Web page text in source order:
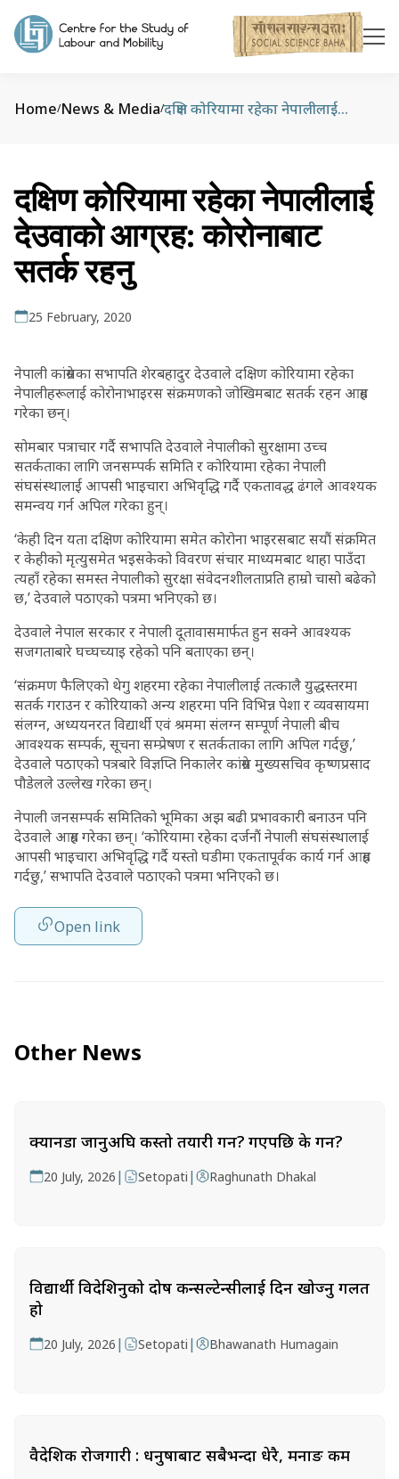
Home/News & Media/ दक्षिण कोरियामा रहेका नेपालीलाई देउवाको आग्रह: कोरोनाबाट सतर्क रहनु
दक्षिण कोरियामा रहेका नेपालीलाई
देउवाको आग्रह: कोरोनाबाट
सतर्क रहनु
25 February, 2020
नेपाली कांग्रेसका सभापति शेरबहादुर देउवाले दक्षिण कोरियामा रहेका
नेपालीहरूलाई कोरोनाभाइरस संक्रमणको जोखिमबाट सतर्क रहन आग्रह
गरेका छन्।
सोमबार पत्राचार गर्दै सभापति देउवाले नेपालीको सुरक्षामा उच्च
सतर्कताका लागि जनसम्पर्क समिति र कोरियामा रहेका नेपाली
संघसंस्थालाई आपसी भाइचारा अभिवृद्धि गर्दै एकतावद्ध ढंगले आवश्यक
समन्वय गर्न अपिल गरेका हुन्।
‘केही दिन यता दक्षिण कोरियामा समेत कोरोना भाइरसबाट सयौं संक्रमित
र केहीको मृत्युसमेत भइसकेको विवरण संचार माध्यमबाट थाहा पाउँदा
त्यहाँ रहेका समस्त नेपालीको सुरक्षा संवेदनशीलताप्रति हाम्रो चासो बढेको
छ,’ देउवाले पठाएको पत्रमा भनिएको छ।
देउवाले नेपाल सरकार र नेपाली दूतावासमार्फत हुन सक्ने आवश्यक
सजगताबारे घच्घच्याइ रहेको पनि बताएका छन्।
‘संक्रमण फैलिएको थेगु शहरमा रहेका नेपालीलाई तत्कालै युद्धस्तरमा
सतर्क गराउन र कोरियाको अन्य शहरमा पनि विभिन्न पेशा र व्यवसायमा
संलग्न, अध्ययनरत विद्यार्थी एवं श्रममा संलग्न सम्पूर्ण नेपाली बीच
आवश्यक सम्पर्क, सूचना सम्प्रेषण र सतर्कताका लागि अपिल गर्दछु,’
देउवाले पठाएको पत्रबारे विज्ञप्ति निकालेर कांग्रेस मुख्यसचिव कृष्णप्रसाद
पौडेलले उल्लेख गरेका छन्।
नेपाली जनसम्पर्क समितिको भूमिका अझ बढी प्रभावकारी बनाउन पनि
देउवाले आग्रह गरेका छन्। ‘कोरियामा रहेका दर्जनौं नेपाली संघसंस्थालाई
आपसी भाइचारा अभिवृद्धि गर्दै यस्तो घडीमा एकतापूर्वक कार्य गर्न आग्रह
गर्दछु,’ सभापति देउवाले पठाएको पत्रमा भनिएको छ।
Open link
Other News
क्यानडा जानुअघि कस्तो तयारी गर्ने? गएपछि के गर्ने?
20 July, 2026 | Setopati | Raghunath Dhakal
विद्यार्थी विदेशिनुको दोष कन्सल्टेन्सीलाई दिन खोज्नु गलत
हो
20 July, 2026 | Setopati | Bhawanath Humagain
वैदेशिक रोजगारी : धनुषाबाट सबैभन्दा धेरै, मनाङ कम